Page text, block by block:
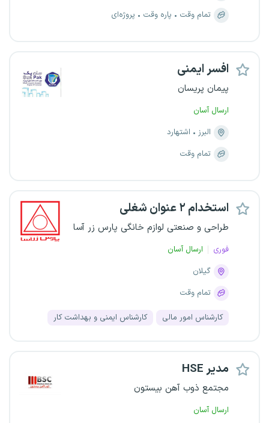
تمام وقت
پاره وقت پروژه‌ای
افسر ایمنی
پیمان پریسان
ارسال آسان
البرز
اشتهارد
تمام وقت
استخدام ۲ عنوان شغلی
طراحی و صنعتی لوازم خانگی پارس زر آسا
فوری
ارسال آسان
گیلان
تمام وقت
کارشناس امور مالی کارشناس ایمنی و بهداشت کار
مدیر HSE
مجتمع ذوب آهن بیستون
ارسال آسان